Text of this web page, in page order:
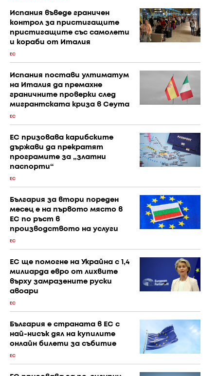
Испания въведе граничен
контрол за пристигащите
пристигащите със самолети
и кораби от Италия
ЕС
Испания постави ултиматум
на Италия да премахне
граничните проверки след
мигрантската криза в Сеута
ЕС
ЕС призовава карибските
държави да прекратят
програмите за „златни
паспорти“
ЕС
България за втори пореден
месец е на първото място в
ЕС по ръст в
производството на услуги
ЕС
ЕС ще помогне на Украйна с 1,4
милиарда евро от лихвите
върху замразените руски
авоари
ЕС
България е страната в ЕС с
най-нисък дял на купилите
онлайн билети за събитие
ЕС